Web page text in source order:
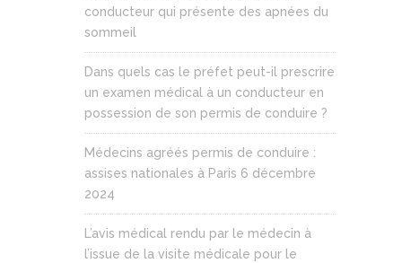
conducteur qui présente des apnées du
sommeil
Dans quels cas le préfet peut-il prescrire
un examen médical à un conducteur en
possession de son permis de conduire ?
Médecins agréés permis de conduire :
assises nationales à Paris 6 décembre
2024
L’avis médical rendu par le médecin à
l’issue de la visite médicale pour le